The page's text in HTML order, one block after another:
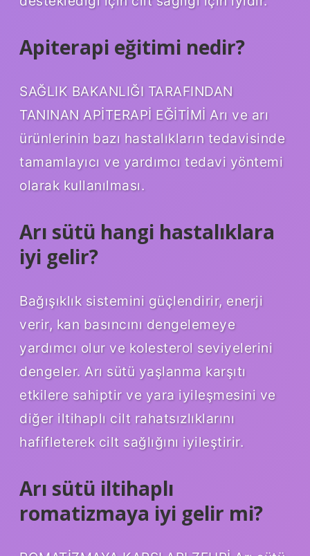
Apiterapi eğitimi nedir?
SAĞLIK BAKANLIĞI TARAFINDAN
TANINAN APİTERAPİ EĞİTİMİ Arı ve arı
ürünlerinin bazı hastalıkların tedavisinde
tamamlayıcı ve yardımcı tedavi yöntemi
olarak kullanılması.
Arı sütü hangi hastalıklara
iyi gelir?
Bağışıklık sistemini güçlendirir, enerji
verir, kan basıncını dengelemeye
yardımcı olur ve kolesterol seviyelerini
dengeler. Arı sütü yaşlanma karşıtı
etkilere sahiptir ve yara iyileşmesini ve
diğer iltihaplı cilt rahatsızlıklarını
hafifleterek cilt sağlığını iyileştirir.
Arı sütü iltihaplı
romatizmaya iyi gelir mi?